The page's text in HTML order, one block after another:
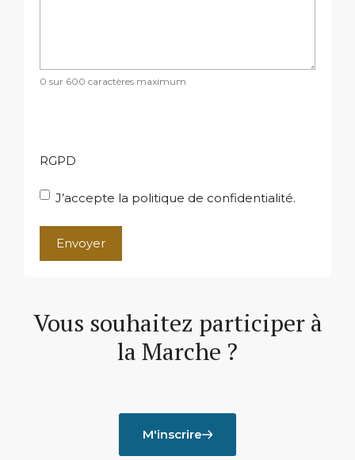
0 sur 600 caractères maximum
RGPD
J’accepte la politique de confidentialité.
e
Vous souhaitez participer à
la Marche ?
M'inscrire